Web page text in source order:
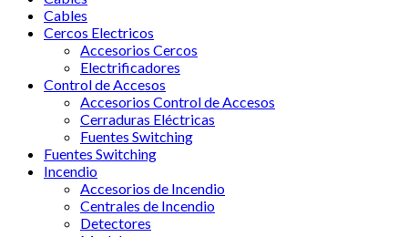
Cables
Cercos Electricos
Accesorios Cercos
Electrificadores
Control de Accesos
Accesorios Control de Accesos
Cerraduras Eléctricas
Fuentes Switching
Fuentes Switching
Incendio
Accesorios de Incendio
Centrales de Incendio
Detectores